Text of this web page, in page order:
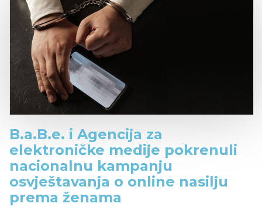
B.a.B.e. i Agencija za
elektroničke medije pokrenuli
nacionalnu kampanju
osvještavanja o online nasilju
prema ženama